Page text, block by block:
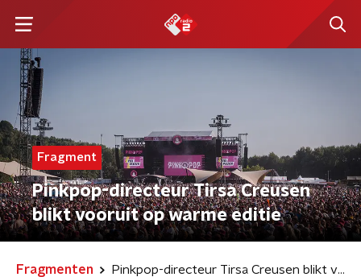
Fragment
Pinkpop-directeur Tirsa Creusen
blikt vooruit op warme editie
Fragmenten Pinkpop-directeur Tirsa Creusen blikt vooruit op warme editie